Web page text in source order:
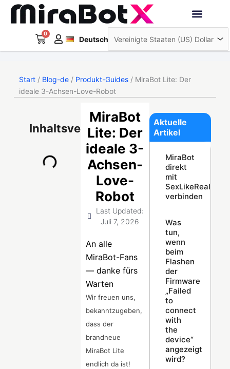
Zum
0
WarenkorbDeutsch
Français
日本語
Start/ Blog-de/ Produkt-Guides/ MiraBot Lite: Der
ideale 3-Achsen-Love-Robot
Inhaltsverzeichnis
MiraBot
Lite: Der
ideale 3-
Achsen-
Love-
Robot
Last Updated:
Juli 7, 2026
An alle
MiraBot-Fans
— danke fürs
Warten
Wir freuen uns,
bekanntzugeben,
dass der
brandneue
MiraBot Lite
endlich da ist!
Aktuelle
Artikel
MiraBot
direkt
mit
SexLikeReal
verbinden
Was
tun,
wenn
beim
Flashen
der
Firmware
„Failed
to
connect
with
the
device“
angezeigt
wird?